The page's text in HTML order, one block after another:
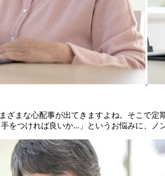
ざまな心配事が出てきますよね。そこで
をつければ良いか...」というお悩みに、